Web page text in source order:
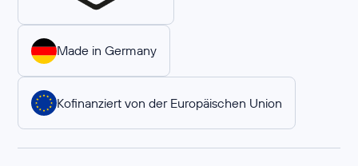
Made in Germany
Kofinanziert von der Europäischen Union